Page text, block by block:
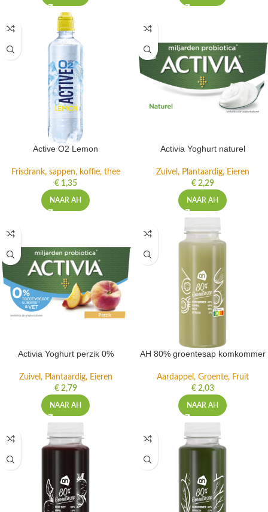
Active O2 Lemon
Frisdrank, sappen, koffie, thee
€1,35
NAAR AH
Activia Yoghurt naturel
Zuivel, Plantaardig, Eieren
€2,29
NAAR AH
Activia Yoghurt perzik 0%
Zuivel, Plantaardig, Eieren
€2,79
NAAR AH
AH 80% groentesap komkommer
Aardappel, Groente, Fruit
€2,03
NAAR AH